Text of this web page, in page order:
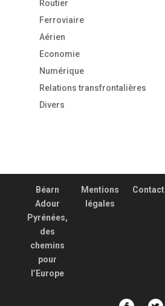
Routier
Ferroviaire
Aérien
Economie
Numérique
Relations transfrontalières
Divers
Béarn
Adour
Pyrénées,
des
chemins
pour
l’Europe
Mentions
légales
Contact